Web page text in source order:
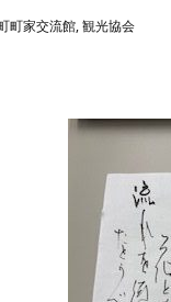
町家交流館,観光協会